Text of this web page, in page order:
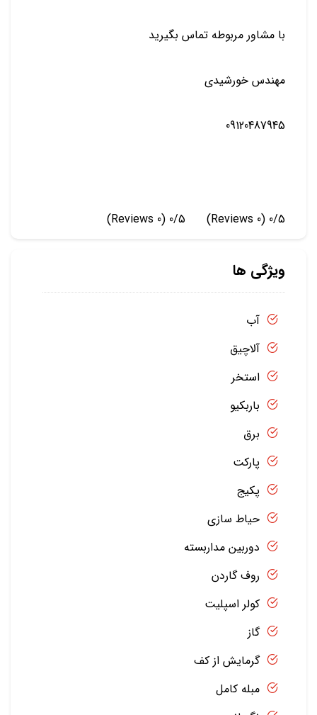
با مشاور مربوطه تماس بگیرید
مهندس خورشیدی
09120487945
0/5
(0 Reviews)
0/5
(0 Reviews)
ویژگی ها
آب
آلاچیق
استخر
باربکیو
برق
پارکت
پکیج
حیاط سازی
دوربین مداربسته
روف گاردن
کولر اسپلیت
گاز
گرمایش از کف
مبله کامل